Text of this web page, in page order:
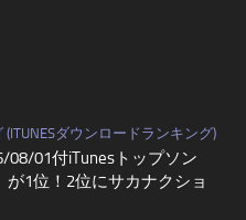
(ITUNESダウンロードランキング)
08/01付iTunesトップソン
が1位！2位にサカナクショ